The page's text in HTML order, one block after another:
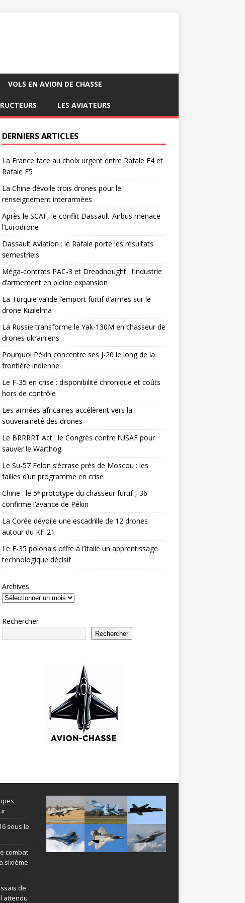
VOLS EN AVION DE CHASSE
LES AVIATEURS
DERNIERS ARTICLES
La France face au choix urgent entre Rafale F4 et
Rafale F5
La Chine dévoile trois drones pour le
renseignement interarmées
Après le SCAF, le conflit Dassault-Airbus menace
l’Eurodrone
Dassault Aviation : le Rafale porte les résultats
semestriels
Méga-contrats PAC-3 et Dreadnought : l’industrie
d’armement en pleine expansion
La Turquie valide l’emport furtif d’armes sur le
drone Kızılelma
La Russie transforme le Yak-130M en chasseur de
drones ukrainiens
Pourquoi Pékin concentre ses J-20 le long de la
frontière indienne
Le F-35 en crise : disponibilité chronique et coûts
hors de contrôle
Les armées africaines accélèrent vers la
souveraineté des drones
Le BRRRRT Act : le Congrès contre l’USAF pour
sauver le Warthog
Le Su-57 Felon s’écrase près de Moscou : les
failles d’un programme en crise
Chine : le 5ᵉ prototype du chasseur furtif J-36
confirme l’avance de Pékin
La Corée dévoile une escadrille de 12 drones
autour du KF-21
Le F-35 polonais offre à l’Italie un apprentissage
technologique décisif
Archives
Rechercher
Rechercher
sous le
combat
sixième
de
attendu